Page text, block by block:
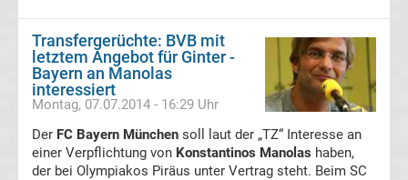
Augsburg
Transfergerüchte
FC
Transfergerüchte: BVB mit
letztem Angebot für Ginter -
Bayern an Manolas
interessiert
Montag, 07.07.2014 - 16:29 Uhr
Der FC Bayern München soll laut der „TZ“ Interesse an
einer Verpflichtung von Konstantinos Manolas haben,
der bei Olympiakos Piräus unter Vertrag steht. Beim SC